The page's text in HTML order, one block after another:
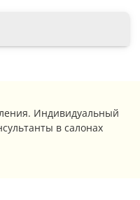
Индивидуальный
в салонах